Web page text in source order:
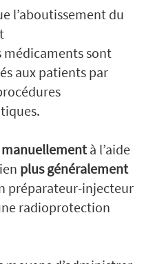
l’aboutissement du
médicaments sont
aux patients par
manuellement à l’aide
plus généralement
préparateur-injecteur
radioprotection